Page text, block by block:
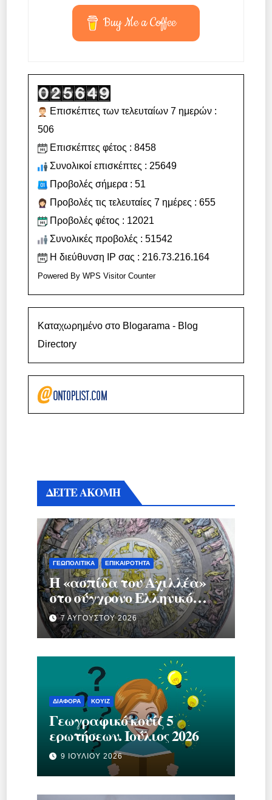
Buy Me a Coffee
Επισκέπτες των τελευταίων 7 ημερών :
506
Επισκέπτες φέτος : 8458
Συνολικοί επισκέπτες : 25649
Προβολές σήμερα : 51
Προβολές τις τελευταίες 7 ημέρες : 655
Προβολές φέτος : 12021
Συνολικές προβολές : 51542
Η διεύθυνση IP σας : 216.73.216.164
Powered ByWPS Visitor Counter
Καταχωρημένο στο Blogarama - Blog
Directory
ΔΕΙΤΕ ΑΚΟΜΗ
ΓΕΩΠΟΛΙΤΙΚΆ ΕΠΙΚΑΙΡΌΤΗΤΑ
Η «ασπίδα του Αχιλλέα»
στο σύγχρονο Ελληνικό
κράτος.
7 ΑΥΓΟΎΣΤΟΥ 2026
ΔΙΆΦΟΡΑ ΚΟΥΊΖ
Γεωγραφικό κουίζ 5
ερωτήσεων. Ιούλιος 2026
9 ΙΟΥΛΊΟΥ 2026